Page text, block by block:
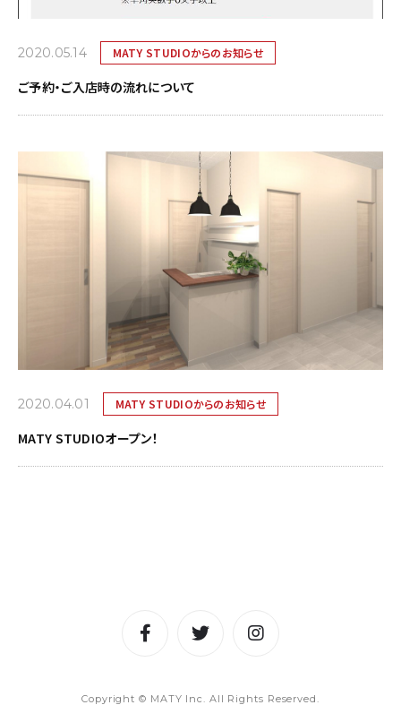
2020.05.14 MATY STUDIOからのお知らせ
ご予約・ご入店時の流れについて
2020.04.01 MATY STUDIOからのお知らせ
MATY STUDIOオープン！
Copyright © MATY Inc. All Rights Reserved.